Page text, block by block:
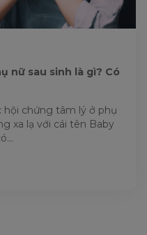
nữ sau sinh là gì? Có
hội chứng tâm lý ở phụ
xa lạ với cái tên Baby